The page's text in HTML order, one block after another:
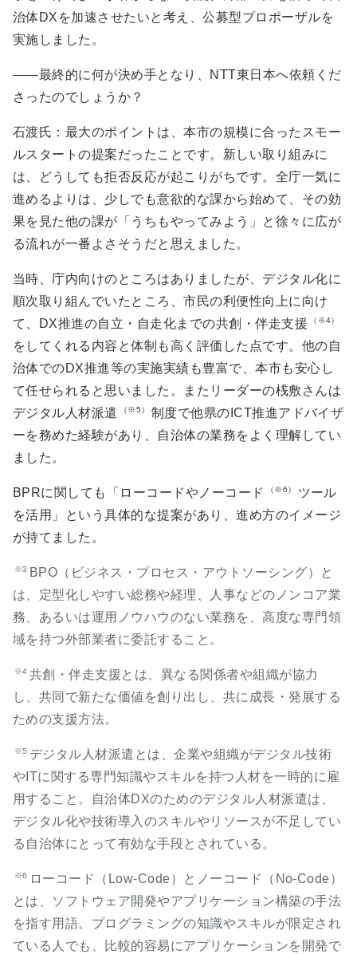
治体DXを加速させたいと考え、公募型プロポーザルを
実施しました。
――最終的に何が決め手となり、NTT東日本へ依頼くだ
さったのでしょうか？
石渡氏：最大のポイントは、本市の規模に合ったスモー
ルスタートの提案だったことです。新しい取り組みに
は、どうしても拒否反応が起こりがちです。全庁一気に
進めるよりは、少しでも意欲的な課から始めて、その効
果を見た他の課が「うちもやってみよう」と徐々に広が
る流れが一番よさそうだと思えました。
当時、庁内向けのところはありましたが、デジタル化に
順次取り組んでいたところ、市民の利便性向上に向け
て、DX推進の自立・自走化までの共創・伴走支援
（※4）
をしてくれる内容と体制も高く評価した点です。他の自
治体でのDX推進等の実施実績も豊富で、本市も安心し
て任せられると思いました。またリーダーの桟敷さんは
デジタル人材派遣
（※5）
制度で他県のICT推進アドバイザ
ーを務めた経験があり、自治体の業務をよく理解してい
ました。
BPRに関しても「ローコードやノーコード （※6）
ツール
を活用」という具体的な提案があり、進め方のイメージ
が持てました。
※3 BPO（ビジネス・プロセス・アウトソーシング）と
は、定型化しやすい総務や経理、人事などのノンコア業
務、あるいは運用ノウハウのない業務を、高度な専門領
域を持つ外部業者に委託すること。
※4 共創・伴走支援とは、異なる関係者や組織が協力
し、共同で新たな価値を創り出し、共に成長・発展する
ための支援方法。
※5 デジタル人材派遣とは、企業や組織がデジタル技術
やITに関する専門知識やスキルを持つ人材を一時的に雇
用すること。自治体DXのためのデジタル人材派遣は、
デジタル化や技術導入のスキルやリソースが不足してい
る自治体にとって有効な手段とされている。
※6
ローコード（Low-Code）とノーコード（No-Code）
とは、ソフトウェア開発やアプリケーション構築の手法
を指す用語。プログラミングの知識やスキルが限定され
ている人でも、比較的容易にアプリケーションを開発で